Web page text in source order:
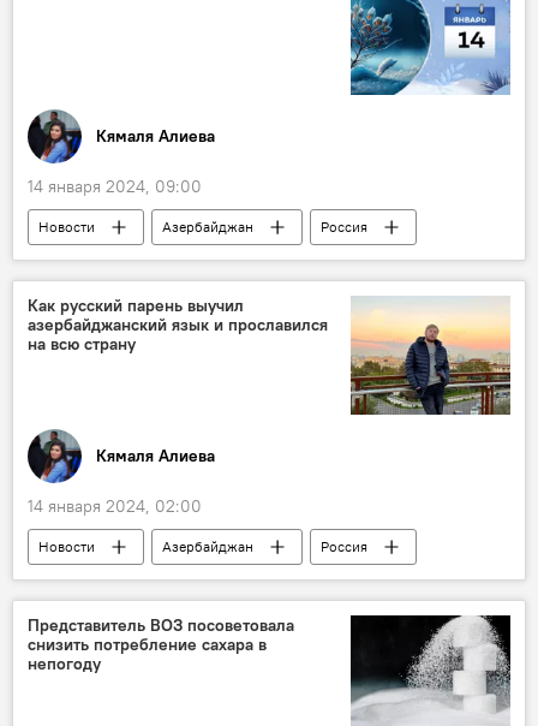
Кямаля Алиева
14 января 2024, 09:00
Новости Азербайджан
Россия
Справка
Кто сегодня родился
Какой сегодня праздник
Турция
Спорт
Культура
Как русский парень выучил
азербайджанский язык и прославился
на всю страну
Кямаля Алиева
14 января 2024, 02:00
Новости Азербайджан
Россия
Блогер
Русский язык
Культура
пандемия
Представитель ВОЗ посоветовала
снизить потребление сахара в
непогоду